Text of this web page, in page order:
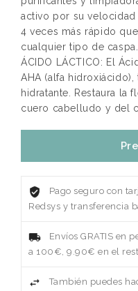
activo por su velocidad
4 veces más rápido
cualquier tipo de caspa.
ÁCIDO LÁCTICO: El
AHA (alfa
hidratante. Restaura la
cuero cabelludo y del
Pago seguro con
Redsys y transferencia
Envíos GRATIS en
a 100€, 9.90€ en el
También puedes